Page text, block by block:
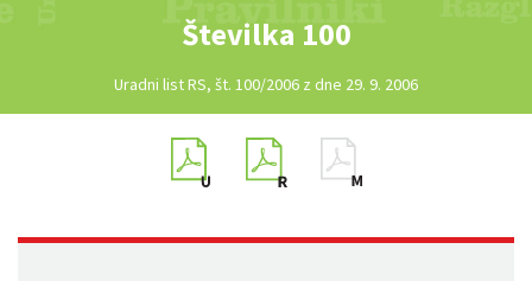
Številka 100
Uradni list RS, št. 100/2006 z dne 29. 9. 2006